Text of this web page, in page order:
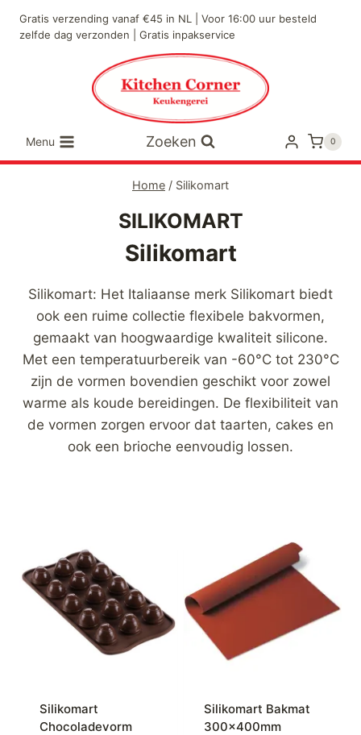
naar
Gratis verzending vanaf €45 in NL | Voor 16:00 uur besteld
zelfde dag verzonden | Gratis inpakservice
Menu Zoeken 0
Home / Silikomart
SILIKOMART
Silikomart
Silikomart: Het Italiaanse merk Silikomart biedt
ook een ruime collectie flexibele bakvormen,
gemaakt van hoogwaardige kwaliteit silicone.
Met een temperatuurbereik van -60°C tot 230°C
zijn de vormen bovendien geschikt voor zowel
warme als koude bereidingen. De flexibiliteit van
de vormen zorgen ervoor dat taarten, cakes en
ook een brioche eenvoudig lossen.
Silikomart
Chocoladevorm
Silikomart Bakmat
300x400mm